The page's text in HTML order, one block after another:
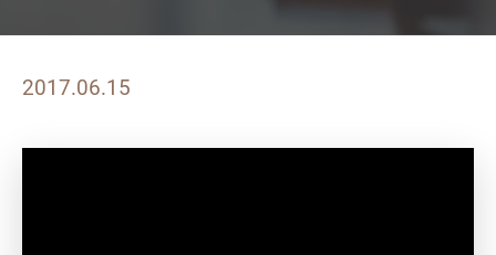
2017.06.15